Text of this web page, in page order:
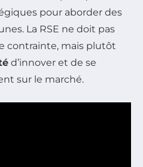
pour aborder des
La RSE ne doit pas
contrainte, mais plutôt
d’innover et de se
sur le marché.